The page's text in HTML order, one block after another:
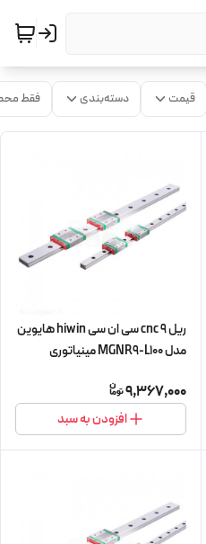
قیمت دسته‌بندی فقط
ریل 9 cnc سی ان سی hiwin هایوین
مدل MGNR9-L100 مینیاتوری
9,367,000
افزودن به سبد